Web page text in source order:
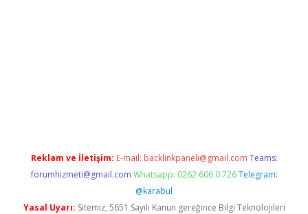
Reklam ve İletişim: E-mail: backlinkpaneli@gmail.com Teams:
forumhizmeti@gmail.com Whatsapp: 0262 606 0 726 Telegram:
@karabul
Yasal Uyarı: Sitemiz, 5651 Sayılı Kanun gereğince Bilgi Teknolojileri